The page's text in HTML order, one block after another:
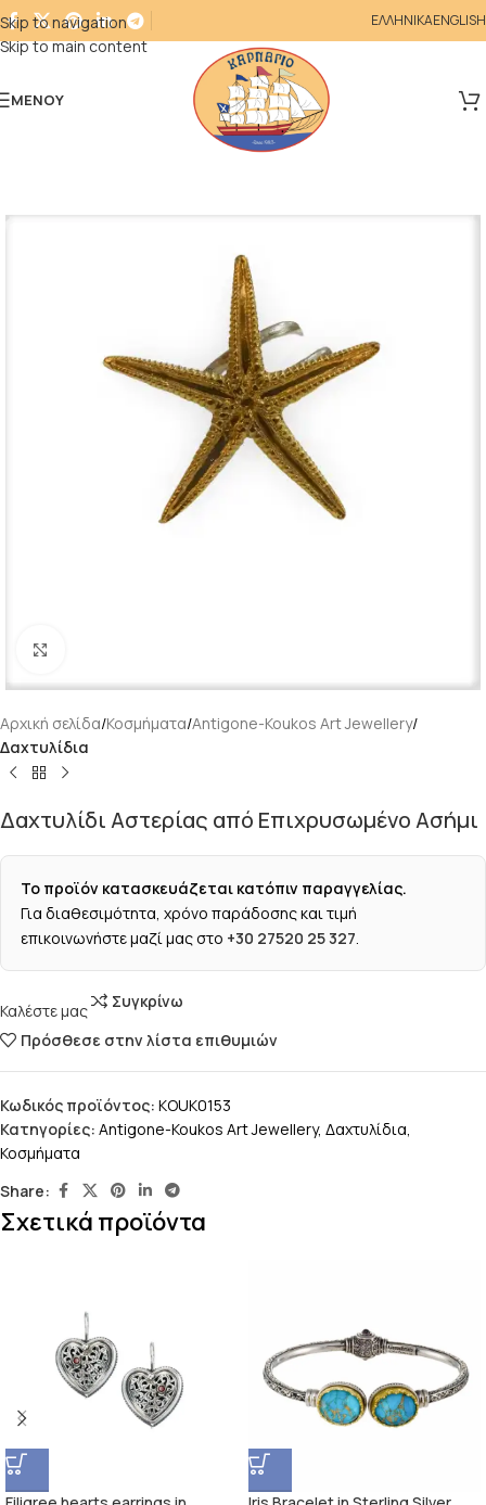
Skip to navigation
Skip to main content
ΕΛΛΗΝΙΚΑENGLISH
ΜΕΝΟΎ
Αρχική σελίδα Κοσμήματα Antigone-Koukos Art Jewellery
Δαχτυλίδια
Δαχτυλίδι Αστερίας από Επιχρυσωμένο Ασήμι
Το προϊόν κατασκευάζεται κατόπιν παραγγελίας.
Για διαθεσιμότητα, χρόνο παράδοσης και τιμή
επικοινωνήστε μαζί μας στο +30 27520 25 327.
Καλέστε μας
Συγκρίνω
Πρόσθεσε στην λίστα επιθυμιών
Κωδικός προϊόντος: KOUK0153
Κατηγορίες: Antigone-Koukos Art Jewellery, Δαχτυλίδια,
Κοσμήματα
Share:
Σχετικά προϊόντα